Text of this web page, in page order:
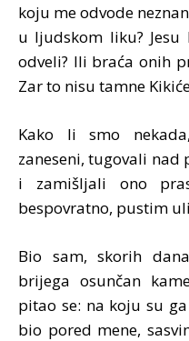
koju me odvode
u ljudskom liku?
odveli? Ili braća onih
Zar to nisu tamne
Kako li smo
zaneseni, tugovali
i zamišljali ono
bespovratno, pustim
Bio sam, skorih
brijega osunčan
pitao se: na koju su
bio pored mene,